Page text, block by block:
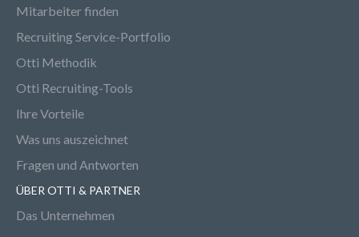
Mitarbeiter finden
Recruiting Service-Portfolio
Otti Methodik
Otti Recruiting-Tools
Ihre Vorteile
Was uns auszeichnet
Fragen und Antworten
ÜBER OTTI & PARTNER
Das Unternehmen